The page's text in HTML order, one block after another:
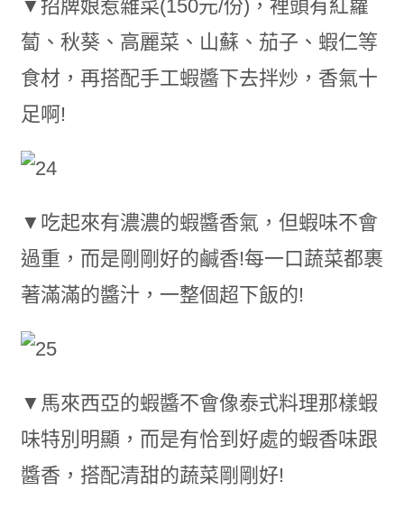
▼招牌娘惹雜菜(150元/份)，裡頭有紅蘿
蔔、秋葵、高麗菜、山蘇、茄子、蝦仁等
食材，再搭配手工蝦醬下去拌炒，香氣十
足啊!
▼吃起來有濃濃的蝦醬香氣，但蝦味不會
過重，而是剛剛好的鹹香!每一口蔬菜都裹
著滿滿的醬汁，一整個超下飯的!
▼馬來西亞的蝦醬不會像泰式料理那樣蝦
味特別明顯，而是有恰到好處的蝦香味跟
醬香，搭配清甜的蔬菜剛剛好!